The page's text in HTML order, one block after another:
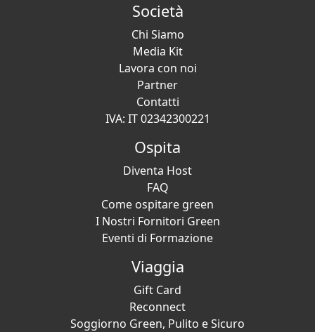
Società
Chi Siamo
Media Kit
Lavora con noi
Partner
Contatti
IVA: IT 02342300221
Ospita
Diventa Host
FAQ
Come ospitare green
I Nostri Fornitori Green
Eventi di Formazione
Viaggia
Gift Card
Reconnect
Soggiorno Green, Pulito e Sicuro